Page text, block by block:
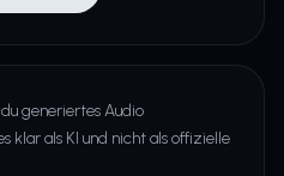
generiertes Audio
klar als KI und nicht als offizielle